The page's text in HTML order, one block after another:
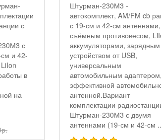
FM cb рация
LiIon
зарядным
USB
Штурман-230М3 - AM/
(27 МГц) портативная
радиостанция в
см и 42-см антеннами,
LiIon аккумуляторами и
зарядным устройством
USB. Вариант
радиостанции
с двумя антеннами
см с противовесом),
металлическим